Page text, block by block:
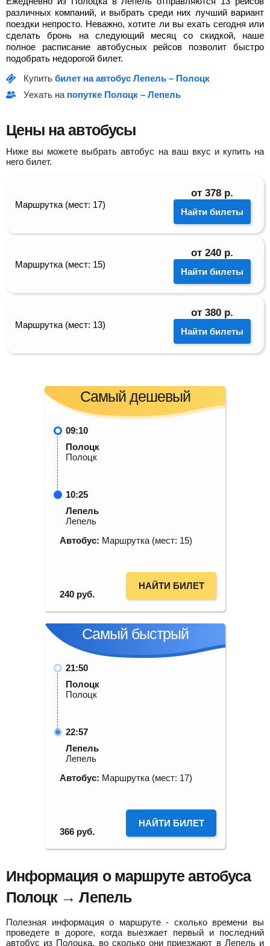
различных компаний, и выбрать среди них лучший вариант
поездки непросто. Неважно, хотите ли вы ехать сегодня или
сделать бронь на следующий месяц со скидкой, наше
полное расписание автобусных рейсов позволит быстро
подобрать недорогой билет.
Купить билет на автобус Лепель – Полоцк
Уехать на попутке Полоцк – Лепель
Цены на автобусы
Ниже вы можете выбрать автобус на ваш вкус и купить на
него билет.
Маршрутка (мест: 17)
от 378 р.
Найти билеты
Маршрутка (мест: 15)
от 240 р.
Найти билеты
Маршрутка (мест: 13)
от 380 р.
Найти билеты
Самый дешевый
09:10
Полоцк
Полоцк
10:25
Лепель
Лепель
Автобус: Маршрутка (мест: 15)
240 руб.
НАЙТИ БИЛЕТ
Самый быстрый
21:50
Полоцк
Полоцк
22:57
Лепель
Лепель
Автобус: Маршрутка (мест: 17)
366 руб.
НАЙТИ БИЛЕТ
Информация о маршруте автобуса
Полоцк → Лепель
Полезная информация о маршруте - сколько времени вы
проведете в дороге, когда выезжает первый и последний
автобус из Полоцка, во сколько они приезжают в Лепель и